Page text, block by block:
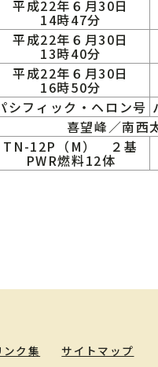
平成22年６月30日
14時47分
平成22年６月30日
13時40分
平成22年６月30日
16時50分
シフィック・ヘロン号
喜望峰／南西
TN-12P（M） ２基
PWR燃料12体
ンク集 サイトマップ